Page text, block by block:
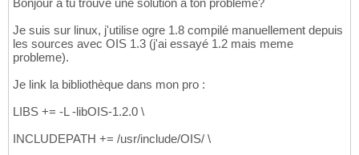
36
    main.cpp
Bonjour a tu trouvé une solution a ton problème?
Je suis sur linux, j'utilise ogre 1.8 compilé manuellement depuis
les sources avec OIS 1.3 (j'ai essayé 1.2 mais meme
probleme).
Je link la bibliothèque dans mon pro :
LIBS += -L -libOIS-1.2.0 \
INCLUDEPATH += /usr/include/OIS/ \